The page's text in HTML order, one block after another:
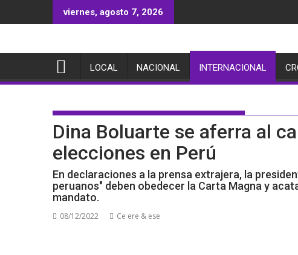
al
viernes, agosto 7, 2026
LOCAL NACIONAL INTERNACIONAL
Dina Boluarte se aferra al
elecciones en Perú
En declaraciones a la prensa extrajera, la
peruanos" deben obedecer la Carta Magna y
mandato.
08/12/2022 Ce ere & ese